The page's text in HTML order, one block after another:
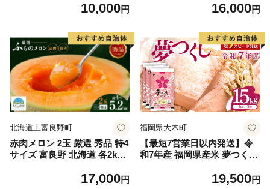
10,000円
60] 肉 牛肉 精肉 牛たん 牛タ
厚切り タン
16,000円
北海道上富良野町
赤肉メロン 2玉 厳選 秀品 特4
サイズ 富良野 北海道 各2kg
富良野 メロン めろん 果物 く
17,000円
福岡県大木町
【最短7営業日以内発送】令
和7年産 福岡県産米 夢つくし
19,500円